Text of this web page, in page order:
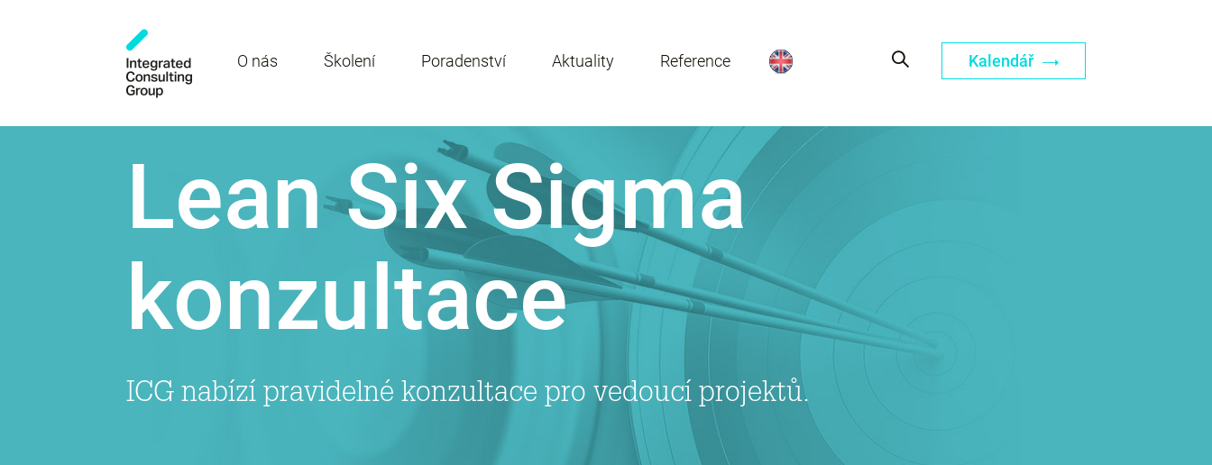
O nás Školení Poradenství Aktuality Reference Kalendář
Lean Six Sigma
konzultace
ICG nabízí pravidelné konzultace pro vedoucí projektů.